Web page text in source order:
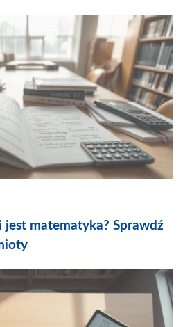
matematyka? Sprawdź